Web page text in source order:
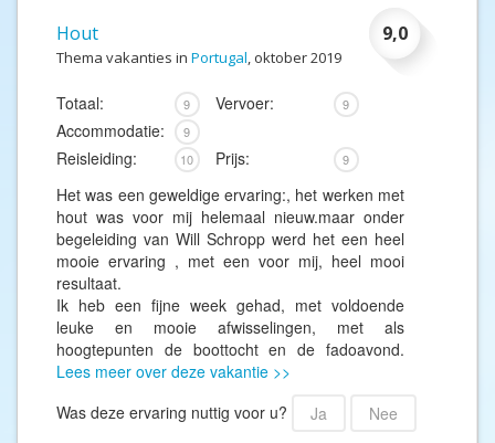
9,0
Hout
Thema vakanties in Portugal, oktober 2019
Totaal: 9 Vervoer: 9
Accommodatie: 9
Reisleiding: 10 Prijs: 9
Het was een geweldige ervaring:, het werken met
hout was voor mij helemaal nieuw.maar onder
begeleiding van Will Schropp werd het een heel
mooie ervaring , met een voor mij, heel mooi
resultaat.
Ik heb een fijne week gehad, met voldoende
leuke en mooie afwisselingen, met als
hoogtepunten de boottocht en de fadoavond.
Lees meer over deze vakantie >>
Was deze ervaring nuttig voor u?
Ja Nee